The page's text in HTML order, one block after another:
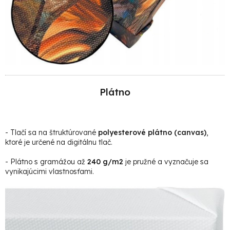
Plátno
- Tlačí sa na štruktúrované polyesterové plátno (canvas),
ktoré je určené na digitálnu tlač.
- Plátno s gramážou až 240 g/m2 je pružné a vyznačuje sa
vynikajúcimi vlastnosťami.